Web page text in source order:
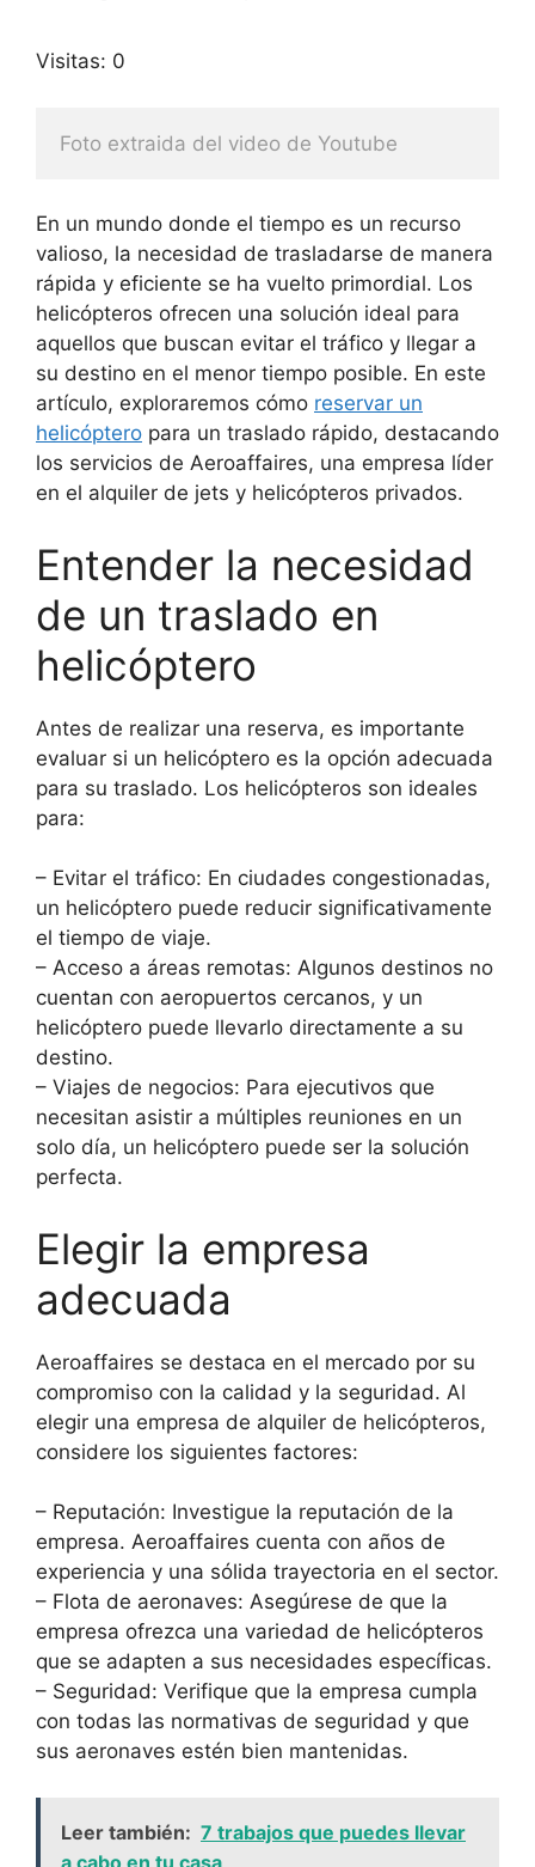
Visitas: 0
Foto extraida del video de Youtube
En un mundo donde el tiempo es un recurso
valioso, la necesidad de trasladarse de manera
rápida y eficiente se ha vuelto primordial. Los
helicópteros ofrecen una solución ideal para
aquellos que buscan evitar el tráfico y llegar a
su destino en el menor tiempo posible. En este
artículo, exploraremos cómo reservar un
helicóptero para un traslado rápido, destacando
los servicios de Aeroaffaires, una empresa líder
en el alquiler de jets y helicópteros privados.
Entender la necesidad
de un traslado en
helicóptero
Antes de realizar una reserva, es importante
evaluar si un helicóptero es la opción adecuada
para su traslado. Los helicópteros son ideales
para:
– Evitar el tráfico: En ciudades congestionadas,
un helicóptero puede reducir significativamente
el tiempo de viaje.
– Acceso a áreas remotas: Algunos destinos no
cuentan con aeropuertos cercanos, y un
helicóptero puede llevarlo directamente a su
destino.
– Viajes de negocios: Para ejecutivos que
necesitan asistir a múltiples reuniones en un
solo día, un helicóptero puede ser la solución
perfecta.
Elegir la empresa
adecuada
Aeroaffaires se destaca en el mercado por su
compromiso con la calidad y la seguridad. Al
elegir una empresa de alquiler de helicópteros,
considere los siguientes factores:
– Reputación: Investigue la reputación de la
empresa. Aeroaffaires cuenta con años de
experiencia y una sólida trayectoria en el sector.
– Flota de aeronaves: Asegúrese de que la
empresa ofrezca una variedad de helicópteros
que se adapten a sus necesidades específicas.
– Seguridad: Verifique que la empresa cumpla
con todas las normativas de seguridad y que
sus aeronaves estén bien mantenidas.
Leer también: 7 trabajos que puedes llevar
a cabo en tu casa